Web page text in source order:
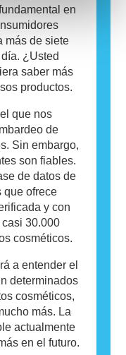
que otros loen
más de siete
¿Usted
saber más
productos.
que nos
de
Sin embargo,
son fiables.
de datos de
que ofrece
y con
30.000
cosméticos.
a entender el
determinados
cosméticos,
más. La
actualmente
en el futuro.